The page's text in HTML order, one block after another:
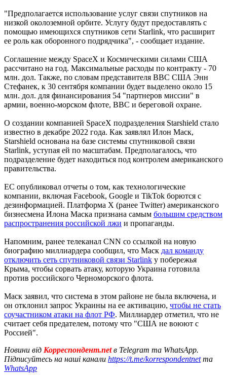
"Предполагается использование услуг связи спутников на
низкой околоземной орбите. Услугу будут предоставлять с
помощью имеющихся спутников сети Starlink, что расширит
ее роль как оборонного подрядчика", - сообщает издание.
Соглашение между SpaceX и Космическими силами США
рассчитано на год. Максимальные расходы по контракту - 70
млн. дол. Также, по словам представителя ВВС США Энн
Стефанек, к 30 сентября компании будет выделено около 15
млн. дол. для финансирования 54 "партнеров миссии" в
армии, военно-морском флоте, ВВС и береговой охране.
О создании компанией SpaceX подразделения Starshield стало
известно в декабре 2022 года. Как заявлял Илон Маск,
Starshield основана на базе системы спутниковой связи
Starlink, уступая ей по масштабам. Предполагалось, что
подразделение будет находиться под контролем американского
правительства.
ЕС опубликовал отчеты о том, как технологические
компании, включая Facebook, Google и TikTok борются с
дезинформацией. Платформа X (ранее Twitter) американского
бизнесмена Илона Маска признана самым большим средством
распространения российской лжи и пропаганды.
Напомним, ранее телеканал CNN со ссылкой на новую
биографию миллиардера сообщил, что Маск дал команду
отключить сеть спутниковой связи Starlink у побережья
Крыма, чтобы сорвать атаку, которую Украина готовила
против российского Черноморского флота.
Маск заявил, что система в этом районе не была включена, и
он отклонил запрос Украины на ее активацию, чтобы не стать
соучастником атаки на флот РФ. Миллиардер отметил, что не
считает себя предателем, потому что "США не воюют с
Россией".
Новини від Корреспондент.netв Telegram та WhatsApp.
Підписуйтесь на наші канали https://t.me/korrespondentnetта
WhatsApp